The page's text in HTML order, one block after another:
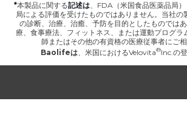
*本製品に関する記述は、FDA（米国食品医薬品局
局による評価を受けたものではありません。当社の
の診断、治療、治癒、予防を目的としたものでは
療、食事療法、フィットネス、または運動プログラ
師またはその他の有資格の医療従事者にご相
Baolifeは、 米国におけるVelovita Inc.の